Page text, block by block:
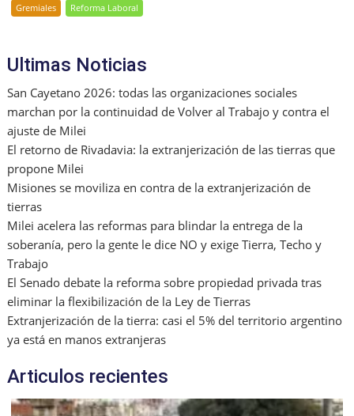
Gremiales Reforma Laboral
Ultimas Noticias
San Cayetano 2026: todas las organizaciones sociales
marchan por la continuidad de Volver al Trabajo y contra el
ajuste de Milei
El retorno de Rivadavia: la extranjerización de las tierras que
propone Milei
Misiones se moviliza en contra de la extranjerización de
tierras
Milei acelera las reformas para blindar la entrega de la
soberanía, pero la gente le dice NO y exige Tierra, Techo y
Trabajo
El Senado debate la reforma sobre propiedad privada tras
eliminar la flexibilización de la Ley de Tierras
Extranjerización de la tierra: casi el 5% del territorio argentino
ya está en manos extranjeras
Articulos recientes